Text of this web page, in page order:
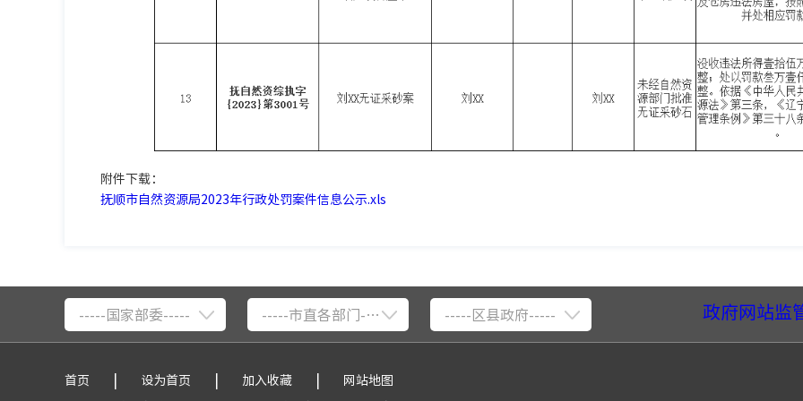
附件下载：
抚顺市自然资源局2023年行政处罚案件信息公示.xls
-----国家部委----- -----市直各部门----- -----区县政府----- 政府网站监
首页 | 设为首页 | 加入收藏 |
网站地图